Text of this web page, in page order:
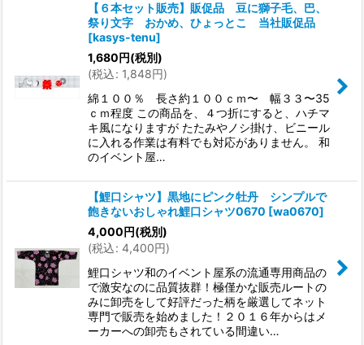
【６本セット販売】販促品 豆に獅子毛、巴、
祭り文字 おかめ、ひょっとこ 当社販促品
[kasys-tenu]
1,680円(税別)
(税込: 1,848円)
綿１００％ 長さ約１００ｃｍ〜 幅３３〜35
ｃｍ程度 この商品を、４つ折にすると、ハチマ
キ風になりますが たたみやノシ掛け、ビニール
に入れる作業は有料でも対応がありません。 和
のイベント屋…
【鯉口シャツ】黒地にピンク牡丹 シンプルで
飽きないおしゃれ鯉口シャツ0670 [wa0670]
4,000円(税別)
(税込: 4,400円)
鯉口シャツ和のイベント屋系の流通専用商品の
で激安なのに品質抜群！極僅かな販売ルートの
みに卸売をして好評だった柄を厳選してネット
専門で販売を始めました！２０１６年からはメ
ーカーへの卸売もされている間違い…